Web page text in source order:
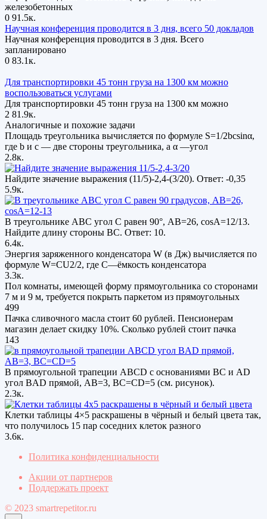
железобетонных
0 91.5к.
Научная конференция проводится в 3 дня, всего 50 докладов
Научная конференция проводится в 3 дня. Всего
запланировано
0 83.1к.
Для транспортировки 45 тонн груза на 1300 км можно
воспользоваться услугами
Для транспортировки 45 тонн груза на 1300 км можно
2 81.9к.
Аналогичные и похожие задачи
Площадь треугольника вычисляется по формуле S=1/2bcsinα,
где b и c — две стороны треугольника, а α —угол
2.8к.
Найдите значение выражения (11/5)-2,4-(3/20). Ответ: -0,35
5.9к.
В треугольнике ABC угол C равен 90°, AB=26, cosA=12/13.
Найдите длину стороны BC. Ответ: 10.
6.4к.
Энергия заряженного конденсатора W (в Дж) вычисляется по
формуле W=CU2/2, где C—ёмкость конденсатора
3.3к.
Пол комнаты, имеющей форму прямоугольника со сторонами
7 м и 9 м, требуется покрыть паркетом из прямоугольных
499
Пачка сливочного масла стоит 60 рублей. Пенсионерам
магазин делает скидку 10%. Сколько рублей стоит пачка
143
В прямоугольной трапеции АВСD с основаниями ВС и АD
угол ВAD прямой, AB=3, ВС=CD=5 (см. рисунок).
2.3к.
Клетки таблицы 4×5 раскрашены в чёрный и белый цвета так,
что получилось 15 пар соседних клеток разного
3.6к.
Политика конфиденциальности
Акции от партнеров
Поддержать проект
© 2023 smartrepetitor.ru